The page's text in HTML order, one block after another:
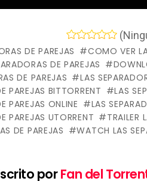
DE PAREJAS
COMO VER
DE PAREJAS
DE PAREJAS
LAS
PAREJAS BITTORRENT
LAS
PAREJAS ONLINE
LAS
PAREJAS UTORRENT
TRAILER
DE PAREJAS
WATCH LAS
porFan del